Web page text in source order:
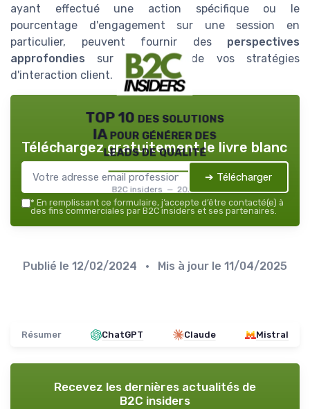
ayant effectué une action spécifique ou le
pourcentage d'engagement sur une session en
particulier, peuvent fournir des perspectives
approfondies sur l'efficacité de vos stratégies
d'interaction client.
TOP 10 des solutions
IA pour générer des
leads de qualité
B2C insiders — 2026
Téléchargez gratuitement le livre blanc
➔ Télécharger
* En remplissant ce formulaire, j’accepte d’être contacté(e) à
des fins commerciales par B2C insiders et ses partenaires.
Publié le 12/02/2024 • Mis à jour le 11/04/2025
Résumer ChatGPT Claude Mistral
Recevez les dernières actualités de
B2C insiders